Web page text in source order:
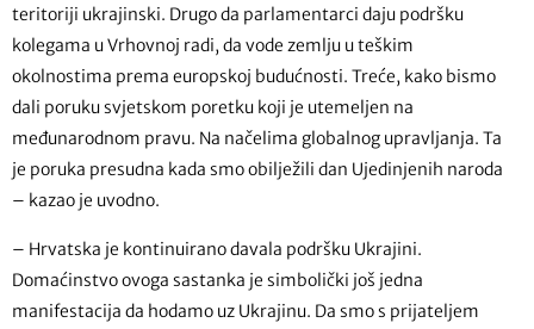
teritoriji ukrajinski. Drugo da parlamentarci daju podršku
kolegama u Vrhovnoj radi, da vode zemlju u teškim
okolnostima prema europskoj budućnosti. Treće, kako bismo
dali poruku svjetskom poretku koji je utemeljen na
međunarodnom pravu. Na načelima globalnog upravljanja. Ta
je poruka presudna kada smo obilježili dan Ujedinjenih naroda
– kazao je uvodno.
– Hrvatska je kontinuirano davala podršku Ukrajini.
Domaćinstvo ovoga sastanka je simbolički još jedna
manifestacija da hodamo uz Ukrajinu. Da smo s prijateljem